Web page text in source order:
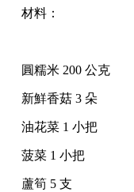
材料：
圓糯米 200 公克
新鮮香菇 3 朵
油花菜 1 小把
菠菜 1 小把
蘆筍 5 支